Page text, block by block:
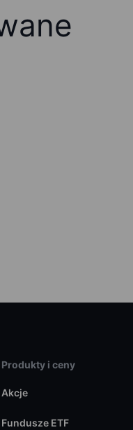
Produkty i ceny
Akcje
Fundusze ETF